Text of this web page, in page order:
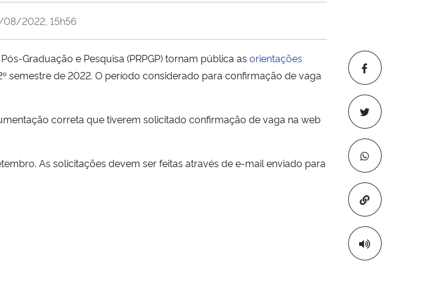
Copiar para
2022, 15h56
Graduação e Pesquisa (PRPGP) tornam pública as orientações
semestre de 2022. O período considerado para confirmação de vaga
correta que tiverem solicitado confirmação de vaga na web
As solicitações devem ser feitas através de e-mail enviado para